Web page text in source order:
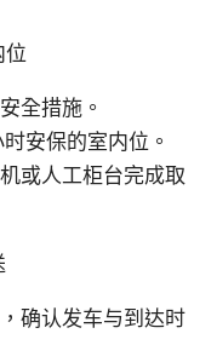
位
全措施。
安保的室内位。
或人工柜台完成取
确认发车与到达时